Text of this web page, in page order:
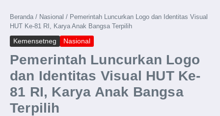
Beranda / Nasional / Pemerintah Luncurkan Logo dan Identitas Visual
HUT Ke-81 RI, Karya Anak Bangsa Terpilih
Kemensetneg Nasional
Pemerintah Luncurkan Logo
dan Identitas Visual HUT Ke-
81 RI, Karya Anak Bangsa
Terpilih